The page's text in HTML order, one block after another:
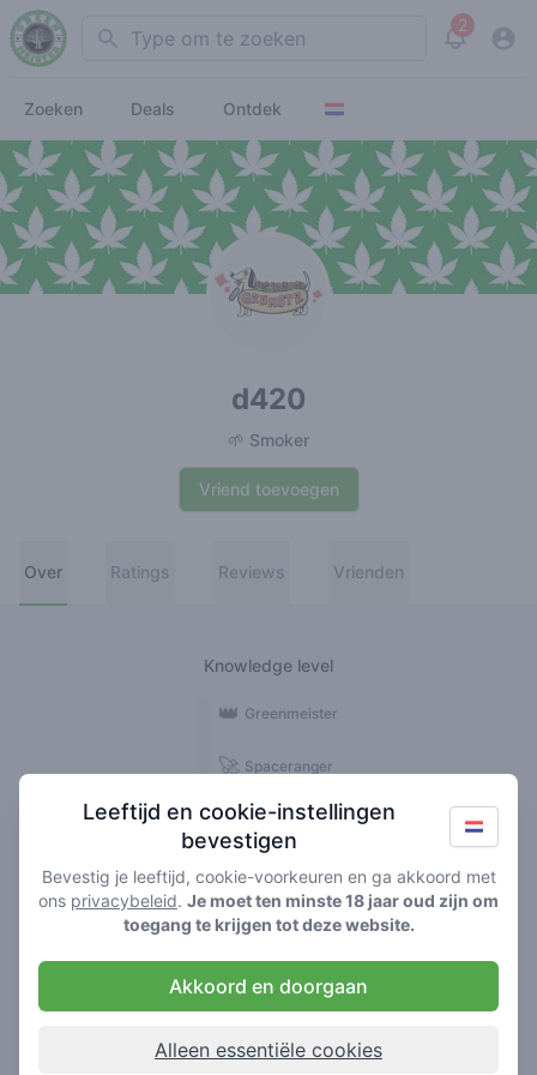
Search 2
View
Zoeken Deals Ontdek
d420
🌱 Smoker
Vriend toevoegen
Over Ratings Reviews Vrienden
Knowledge level
🍃 Smoker
🌱 Roller
🥦 Stoner
🚀 Spaceranger
👑 Greenmeister
Reviews
Leeftijd en cookie-instellingen
bevestigen
Bevestig je leeftijd, cookie-voorkeuren en ga akkoord met
ons privacybeleid. Je moet ten minste 18 jaar oud zijn om
toegang te krijgen tot deze website.
Akkoord en doorgaan
Alleen essentiële cookies